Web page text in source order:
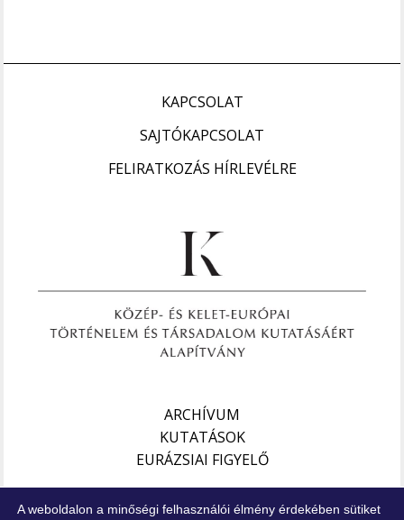
KAPCSOLAT
SAJTÓKAPCSOLAT
FELIRATKOZÁS HÍRLEVÉLRE
ARCHÍVUM
KUTATÁSOK
EURÁZSIAI FIGYELŐ
Impresszum
A weboldalon a minőségi felhasználói élmény érdekében sütiket